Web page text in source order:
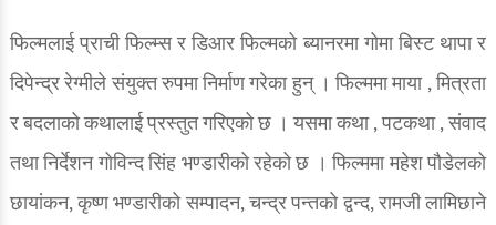
फिल्मलाई प्राची फिल्म्स र डिआर फिल्मको ब्यानरमा गोमा बिस्ट थापा र
दिपेन्द्र रेग्मीले संयुक्त रुपमा निर्माण गरेका हुन् । फिल्ममा माया , मित्रता
र बदलाको कथालाई प्रस्तुत गरिएको छ । यसमा कथा , पटकथा , संवाद
तथा निर्देशन गोविन्द सिंह भण्डारीको रहेको छ । फिल्ममा महेश पौडेलको
छायांकन, कृष्ण भण्डारीको सम्पादन, चन्द्र पन्तको द्वन्द, रामजी लामिछाने